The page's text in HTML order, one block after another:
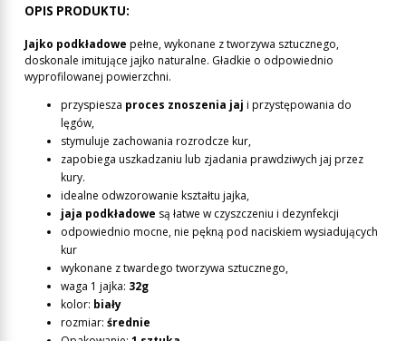
OPIS PRODUKTU:
Jajko podkładowe pełne, wykonane z tworzywa sztucznego,
doskonale imitujące jajko naturalne. Gładkie o odpowiednio
wyprofilowanej powierzchni.
przyspiesza proces znoszenia jaj i przystępowania do
lęgów,
stymuluje zachowania rozrodcze kur,
zapobiega uszkadzaniu lub zjadania prawdziwych jaj przez
kury.
idealne odwzorowanie kształtu jajka,
jaja podkładowe są łatwe w czyszczeniu i dezynfekcji
odpowiednio mocne, nie pękną pod naciskiem wysiadujących
kur
wykonane z twardego tworzywa sztucznego,
waga 1 jajka: 32g
kolor: biały
rozmiar: średnie